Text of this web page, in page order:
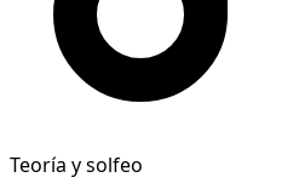
Teoría y solfeo